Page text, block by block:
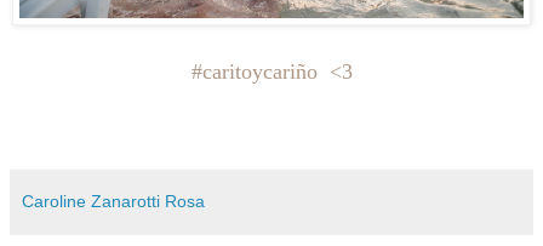
#caritoycariño <3
Caroline Zanarotti Rosa